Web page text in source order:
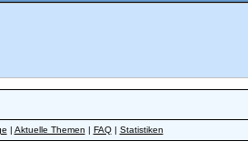
| Aktuelle Themen | FAQ| Statistiken